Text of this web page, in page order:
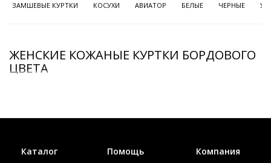
ЗАМШЕВЫЕ КУРТКИ КОСУХИ АВИАТОР БЕЛЫЕ ЧЕРНЫЕ
ЖЕНСКИЕ КОЖАНЫЕ КУРТКИ БОРДОВОГО
ЦВЕТА
Каталог Помощь Компания